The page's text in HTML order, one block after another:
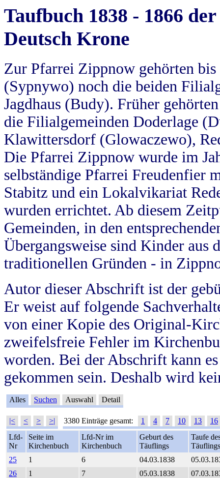
Taufbuch 1838 - 1866
Deutsch Krone
Zur Pfarrei Zippnow gehörten
(Sypnywo) noch die beiden
Jagdhaus (Budy). Früher
die Filialgemeinden Doderlage
Klawittersdorf (Glowaczewo),
Die Pfarrei Zippnow wurde im
selbständige Pfarrei Freudenfier
Stabitz und ein Lokalvikariat
wurden errichtet. Ab diesem
Gemeinden, in den
Übergangsweise sind Kinder aus
traditionellen Gründen - in
Autor dieser Abschrift ist der
Er weist auf folgende
von einer Kopie des Original-
zweifelsfreie Fehler im
worden. Bei der Abschrift kann
gekommen sein. Deshalb wird
Alles Suchen Auswahl Detail
|< < > >| 3380 Einträge gesamt: 1 4 7 10 13
16
Lfd-
Nr
Seite im
Kirchenbuch
Lfd-Nr im
Kirchenbuch
Geburt des
Täuflings
Taufe
Täuflings
25
1 6 04.03.1838
26
1 7 05.03.1838